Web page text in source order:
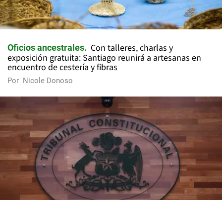
Oficios ancestrales
Con talleres, charlas y
exposición gratuita: Santiago reunirá a artesanas en
encuentro de cestería y fibras
Por Nicole Donoso